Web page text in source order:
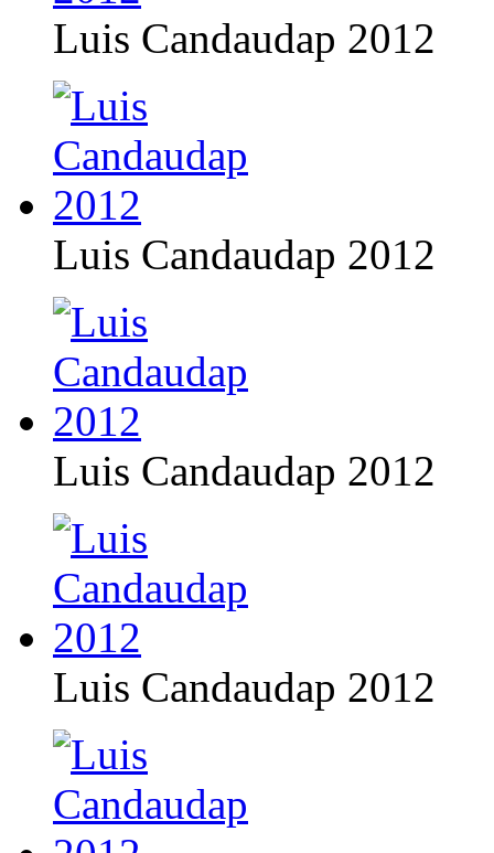
Luis Candaudap 2012
Luis Candaudap 2012
Luis Candaudap 2012
Luis Candaudap 2012